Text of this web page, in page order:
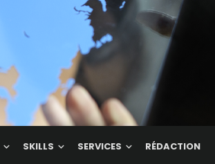
SKILLS SERVICES RÉDACTION